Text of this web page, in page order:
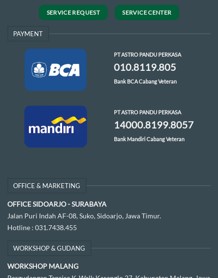
SERVICE REQUEST SERVICE CENTER
PAYMENT
PT ASTRO PANDU PERKASA
010.8119.805
Bank BCA Cabang Veteran
PT ASTRO PANDU PERKASA
14000.8199.8057
Bank Mandiri Cabang Veteran
OFFICE & MARKETING
OFFICE SIDOARJO - SURABAYA
Jalan Puri Indah AF-08, Suko, Sidoarjo, Jawa Timur.
Hotline : 031.7438.455
WORKSHOP & GUDANG
WORKSHOP MALANG